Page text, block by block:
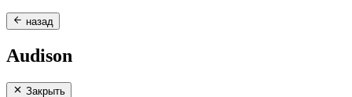
назад
Audison
Закрыть